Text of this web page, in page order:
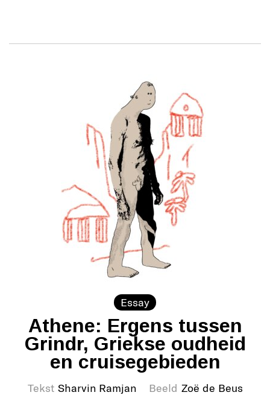
Essay
Athene: Ergens tussen
Grindr, Griekse oudheid
en cruisegebieden
Tekst Sharvin Ramjan Beeld Zoë de Beus